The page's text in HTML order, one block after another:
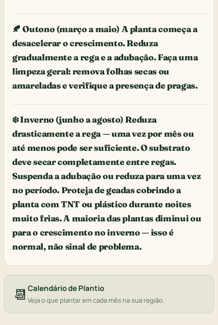
🍂 Outono (março a maio) A planta começa a
desacelerar o crescimento. Reduza
gradualmente a rega e a adubação. Faça uma
limpeza geral: remova folhas secas ou
amareladas e verifique a presença de pragas.
❄️ Inverno (junho a agosto) Reduza
drasticamente a rega — uma vez por mês ou
até menos pode ser suficiente. O substrato
deve secar completamente entre regas.
Suspenda a adubação ou reduza para uma vez
no período. Proteja de geadas cobrindo a
planta com TNT ou plástico durante noites
muito frias. A maioria das plantas diminui ou
para o crescimento no inverno — isso é
normal, não sinal de problema.
📆Calendário de Plantio
Veja o que plantar em cada mês na sua região.